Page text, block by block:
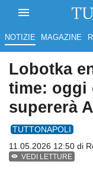
NOTIZIE MAGAZINE
Lobotka
time: oggi
supererà
TUTTONAPOLI
11.05.2026 12:50 di
VEDI LETTURE